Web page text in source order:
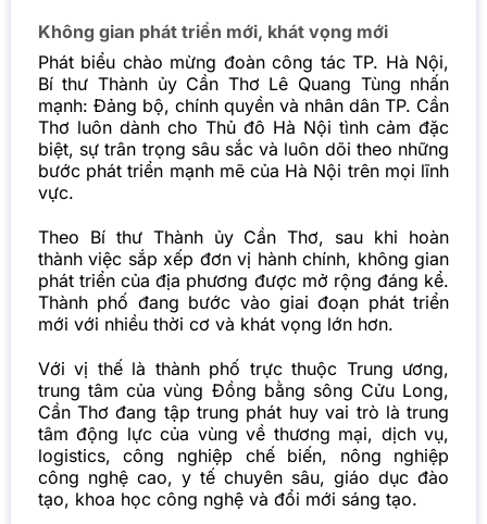
Không gian phát triển mới, khát vọng mới
Phát biểu chào mừng đoàn công tác TP. Hà Nội,
Bí thư Thành ủy Cần Thơ Lê Quang Tùng nhấn
mạnh: Đảng bộ, chính quyền và nhân dân TP. Cần
Thơ luôn dành cho Thủ đô Hà Nội tình cảm đặc
biệt, sự trân trọng sâu sắc và luôn dõi theo những
bước phát triển mạnh mẽ của Hà Nội trên mọi lĩnh
vực.
Theo Bí thư Thành ủy Cần Thơ, sau khi hoàn
thành việc sắp xếp đơn vị hành chính, không gian
phát triển của địa phương được mở rộng đáng kể.
Thành phố đang bước vào giai đoạn phát triển
mới với nhiều thời cơ và khát vọng lớn hơn.
Với vị thế là thành phố trực thuộc Trung ương,
trung tâm của vùng Đồng bằng sông Cửu Long,
Cần Thơ đang tập trung phát huy vai trò là trung
tâm động lực của vùng về thương mại, dịch vụ,
logistics, công nghiệp chế biến, nông nghiệp
công nghệ cao, y tế chuyên sâu, giáo dục đào
tạo, khoa học công nghệ và đổi mới sáng tạo.